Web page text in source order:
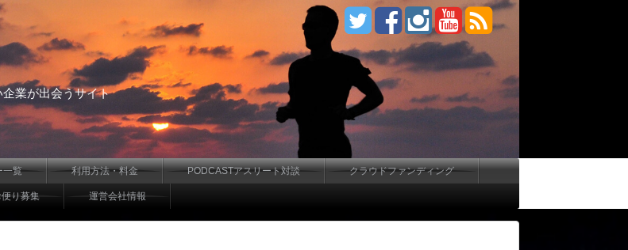
業が出会うサイト
一覧 利用方法・料金 PODCASTアスリート対談 クラウドファンディング
便り募集 運営会社情報